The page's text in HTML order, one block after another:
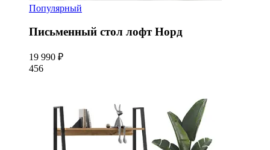
Популярный
Письменный стол лофт Норд
19 990 ₽
456